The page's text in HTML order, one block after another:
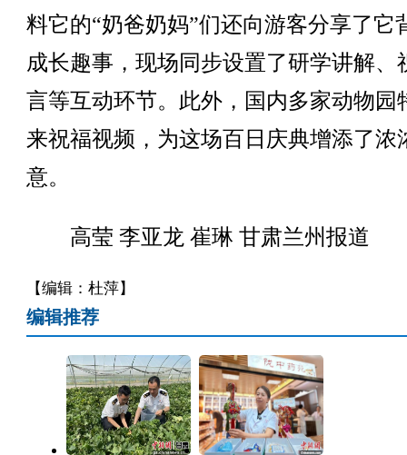
料它的“奶爸奶妈”们还向游客分享了它
成长趣事，现场同步设置了研学讲解、
言等互动环节。此外，国内多家动物园
来祝福视频，为这场百日庆典增添了浓
意。
高莹 李亚龙 崔琳 甘肃兰州报道
【编辑：杜萍】
编辑推荐